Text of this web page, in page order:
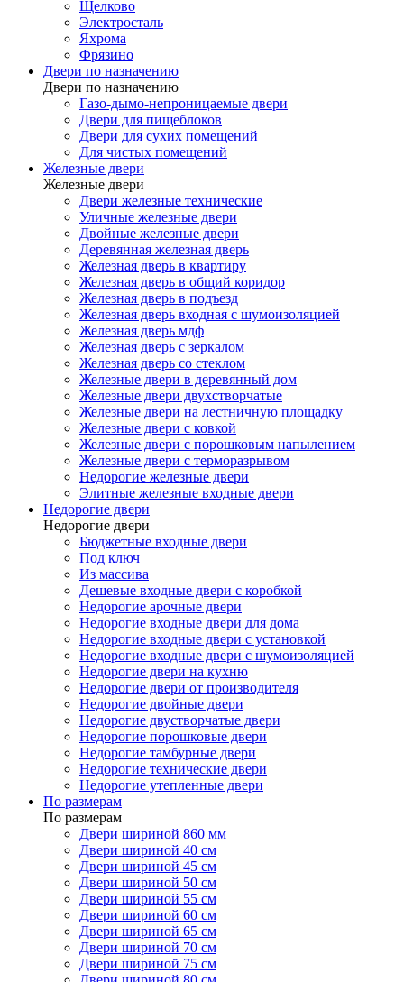
Щелково
Электросталь
Яхрома
Фрязино
Двери по назначению
Двери по назначению
Газо-дымо-непроницаемые двери
Двери для пищеблоков
Двери для сухих помещений
Для чистых помещений
Железные двери
Железные двери
Двери железные технические
Уличные железные двери
Двойные железные двери
Деревянная железная дверь
Железная дверь в квартиру
Железная дверь в общий коридор
Железная дверь в подъезд
Железная дверь входная с шумоизоляцией
Железная дверь мдф
Железная дверь с зеркалом
Железная дверь со стеклом
Железные двери в деревянный дом
Железные двери двухстворчатые
Железные двери на лестничную площадку
Железные двери с ковкой
Железные двери с порошковым напылением
Железные двери с терморазрывом
Недорогие железные двери
Элитные железные входные двери
Недорогие двери
Недорогие двери
Бюджетные входные двери
Под ключ
Из массива
Дешевые входные двери с коробкой
Недорогие арочные двери
Недорогие входные двери для дома
Недорогие входные двери с установкой
Недорогие входные двери с шумоизоляцией
Недорогие двери на кухню
Недорогие двери от производителя
Недорогие двойные двери
Недорогие двустворчатые двери
Недорогие порошковые двери
Недорогие тамбурные двери
Недорогие технические двери
Недорогие утепленные двери
По размерам
По размерам
Двери шириной 860 мм
Двери шириной 40 см
Двери шириной 45 см
Двери шириной 50 см
Двери шириной 55 см
Двери шириной 60 см
Двери шириной 65 см
Двери шириной 70 см
Двери шириной 75 см